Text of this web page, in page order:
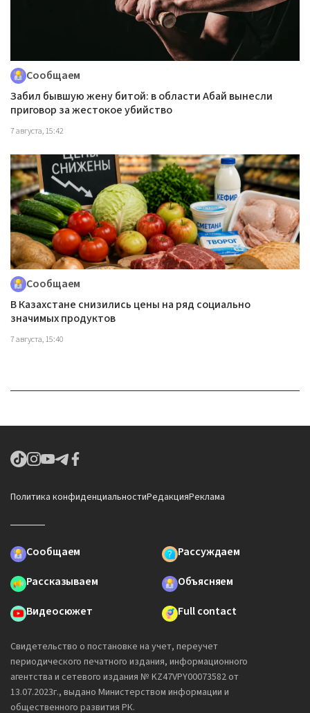
Сообщаем
Забил бывшую жену битой: в области Абай вынесли
приговор за жестокое убийство
7 августа, 15:42
Сообщаем
В Казахстане снизились цены на ряд социально
значимых продуктов
7 августа, 15:40
Политика конфиденциальностиРедакцияРеклама
Сообщаем
Рассуждаем
Рассказываем
Объясняем
Видеосюжет
Full contact
Свидетельство о постановке на учет, переучет
периодического печатного издания, информационного
агентства и сетевого издания № KZ47VPY00073582 от
13.07.2023г., выдано Министерством информации и
общественного развития РК.